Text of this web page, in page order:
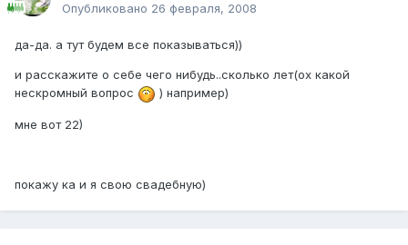
Опубликовано 26 февраля, 2008
да-да. а тут будем все показываться))
и расскажите о себе чего нибудь..сколько лет(ох какой
нескромный вопрос
) например)
мне вот 22)
покажу ка и я свою свадебную)